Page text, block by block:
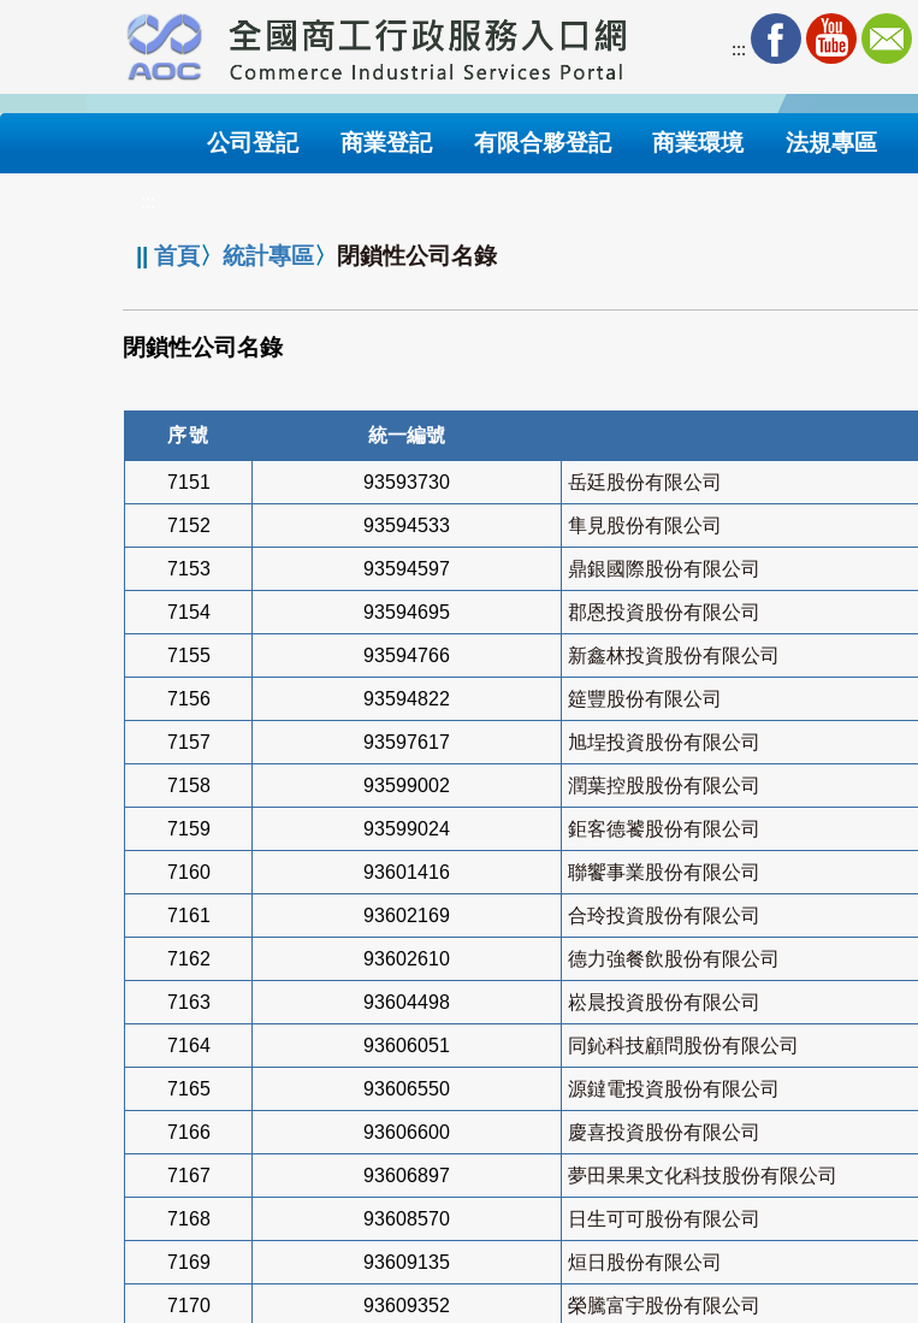
要
內
:::
公司登記 商業登記 有限合夥登記 商業環境 法規專區
||首頁〉統計專區〉 閉鎖性公司名錄
閉鎖性公司名錄
序號 統一編號
7151 93593730 岳廷股份有限公司
7152 93594533 隼見股份有限公司
7153 93594597 鼎銀國際股份有限公司
7154 93594695 郡恩投資股份有限公司
7155 93594766 新鑫林投資股份有限公司
7156 93594822 筵豐股份有限公司
7157 93597617 旭埕投資股份有限公司
7158 93599002 潤葉控股股份有限公司
7159 93599024 鉅客德饕股份有限公司
7160 93601416 聯饗事業股份有限公司
7161 93602169 合玲投資股份有限公司
7162 93602610 德力強餐飲股份有限公司
7163 93604498 崧晨投資股份有限公司
7164 93606051 同鈊科技顧問股份有限公司
7165 93606550 源鐽電投資股份有限公司
7166 93606600 慶喜投資股份有限公司
7167 93606897 夢田果果文化科技股份有限公司
7168 93608570 日生可可股份有限公司
7169 93609135 烜日股份有限公司
7170 93609352 榮騰富宇股份有限公司